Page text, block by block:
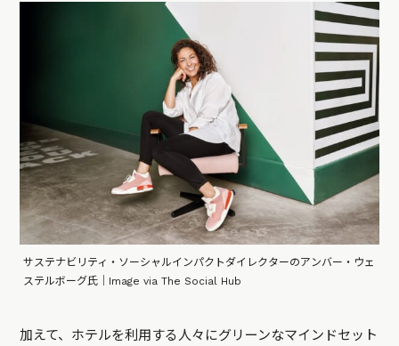
サステナビリティ・ソーシャルインパクトダイレクターのアンバー・ウェ
ステルボーグ氏｜Image via The Social Hub
加えて、ホテルを利用する人々にグリーンなマインドセット